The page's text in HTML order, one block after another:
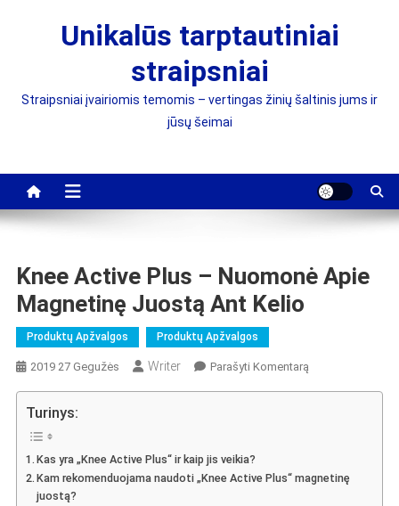
Unikalūs tarptautiniai
straipsniai
Straipsniai įvairiomis temomis – vertingas žinių šaltinis jums ir
jūsų šeimai
Knee Active Plus – Nuomonė Apie
Magnetinę Juostą Ant Kelio
Produktų Apžvalgos Produktų Apžvalgos
2019 27 Gegužės Writer Parašyti KomentarąOn
Apie
Turinys:
Kas yra „Knee Active Plus“ ir kaip jis veikia?
Kam rekomenduojama naudoti „Knee Active Plus“ magnetinę
juostą?